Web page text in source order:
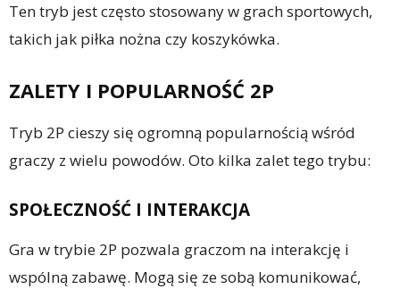
Ten tryb jest często stosowany w grach sportowych,
takich jak piłka nożna czy koszykówka.
ZALETY I POPULARNOŚĆ 2P
Tryb 2P cieszy się ogromną popularnością wśród
graczy z wielu powodów. Oto kilka zalet tego trybu:
SPOŁECZNOŚĆ I INTERAKCJA
Gra w trybie 2P pozwala graczom na interakcję i
wspólną zabawę. Mogą się ze sobą komunikować,